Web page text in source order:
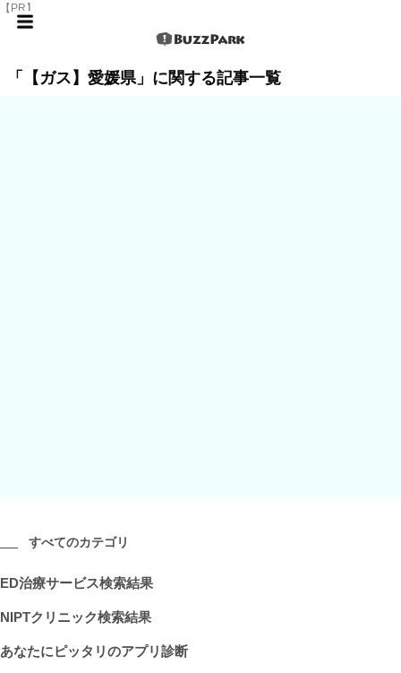
【PR】
「【ガス】愛媛県」に関する記事一覧
すべてのカテゴリ
ED治療サービス検索結果
NIPTクリニック検索結果
あなたにピッタリのアプリ診断